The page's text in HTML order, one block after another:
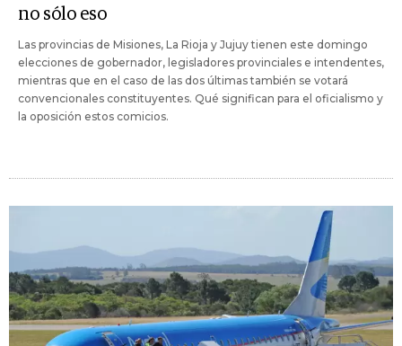
no sólo eso
Las provincias de Misiones, La Rioja y Jujuy tienen este domingo
elecciones de gobernador, legisladores provinciales e intendentes,
mientras que en el caso de las dos últimas también se votará
convencionales constituyentes. Qué significan para el oficialismo y
la oposición estos comicios.